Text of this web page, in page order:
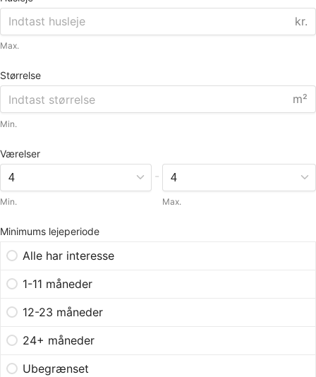
kr.
Max.
Størrelse
m²
Min.
Værelser
Min.
-
Max.
Minimums lejeperiode
Alle har interesse
1-11 måneder
12-23 måneder
24+ måneder
Ubegrænset